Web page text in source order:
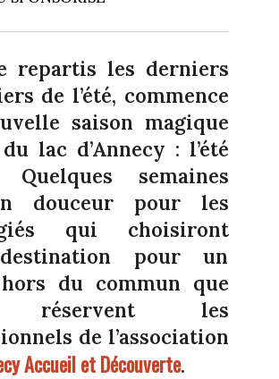
repartis les derniers
de l’été, commence
saison magique
lac d’Annecy : l’été
Quelques semaines
douceur pour les
qui choisiront
pour un
du commun que
réservent les
de l’association
Accueil et Découverte.